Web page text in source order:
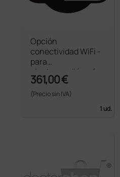
Opción
conectividad WiFi -
para
electrocardiógrafos
Cardioline línea 200
361,00 €
(Precio sin IVA)
1 ud.